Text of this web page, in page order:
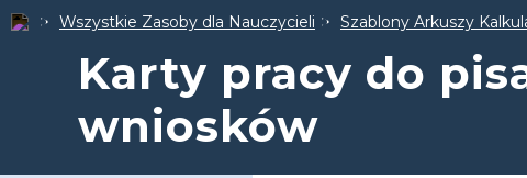
Wszystkie Zasoby dla Nauczycieli Szablony Arkuszy
Karty pracy do
wniosków